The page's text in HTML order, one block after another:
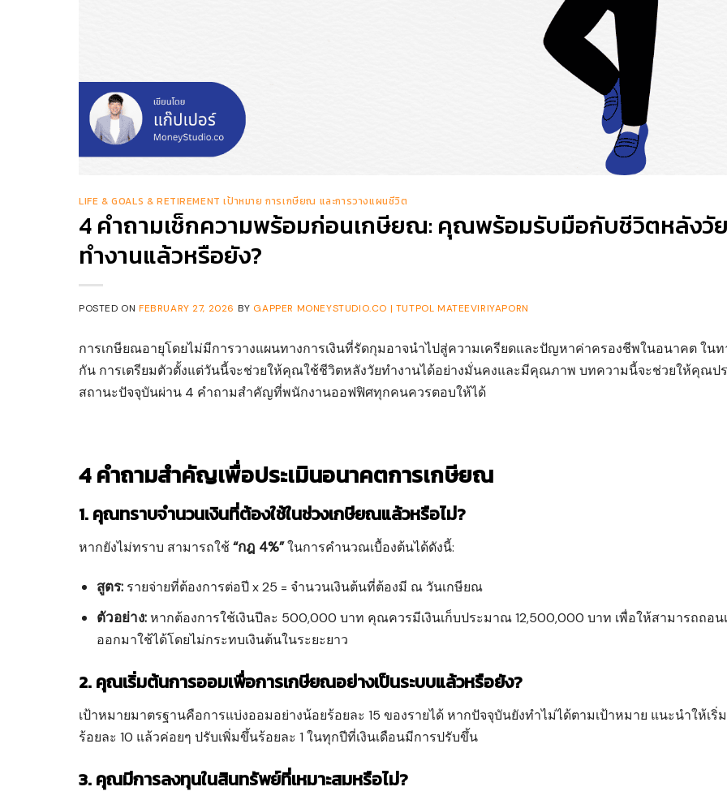
LIFE & GOALS & RETIREMENT เป้าหมาย การเกษียณ และการวางแผนชีวิต
4 คำถามเช็กความพร้อมก่อนเกษียณ: คุณพร้อมรับมือกับชีวิตหลังวัย
ทำงานแล้วหรือยัง?
POSTED ON FEBRUARY 27, 2026 BY GAPPER MONEYSTUDIO.CO | TUTPOL MATEEVIRIYAPORN
การเกษียณอายุโดยไม่มีการวางแผนทางการเงินที่รัดกุมอาจนำไปสู่ความเครียดและปัญหาค่าครองชีพในอนาคต ในท
กัน การเตรียมตัวตั้งแต่วันนี้จะช่วยให้คุณใช้ชีวิตหลังวัยทำงานได้อย่างมั่นคงและมีคุณภาพ บทความนี้จะช่วยให้คุณป
สถานะปัจจุบันผ่าน 4 คำถามสำคัญที่พนักงานออฟฟิศทุกคนควรตอบให้ได้
4 คำถามสำคัญเพื่อประเมินอนาคตการเกษียณ
1. คุณทราบจำนวนเงินที่ต้องใช้ในช่วงเกษียณแล้วหรือไม่?
หากยังไม่ทราบ สามารถใช้ “กฎ 4%”ในการคำนวณเบื้องต้นได้ดังนี้:
สูตร: รายจ่ายที่ต้องการต่อปี x 25 = จำนวนเงินต้นที่ต้องมี ณ วันเกษียณ
ตัวอย่าง:หากต้องการใช้เงินปีละ 500,000 บาท คุณควรมีเงินเก็บประมาณ 12,500,000 บาท เพื่อให้สามารถถอน
ออกมาใช้ได้โดยไม่กระทบเงินต้นในระยะยาว
2. คุณเริ่มต้นการออมเพื่อการเกษียณอย่างเป็นระบบแล้วหรือยัง?
เป้าหมายมาตรฐานคือการแบ่งออมอย่างน้อยร้อยละ 15 ของรายได้ หากปัจจุบันยังทำไม่ได้ตามเป้าหมาย แนะนำให้เริ่
ร้อยละ 10 แล้วค่อยๆ ปรับเพิ่มขึ้นร้อยละ 1 ในทุกปีที่เงินเดือนมีการปรับขึ้น
3. คุณมีการลงทุนในสินทรัพย์ที่เหมาะสมหรือไม่?